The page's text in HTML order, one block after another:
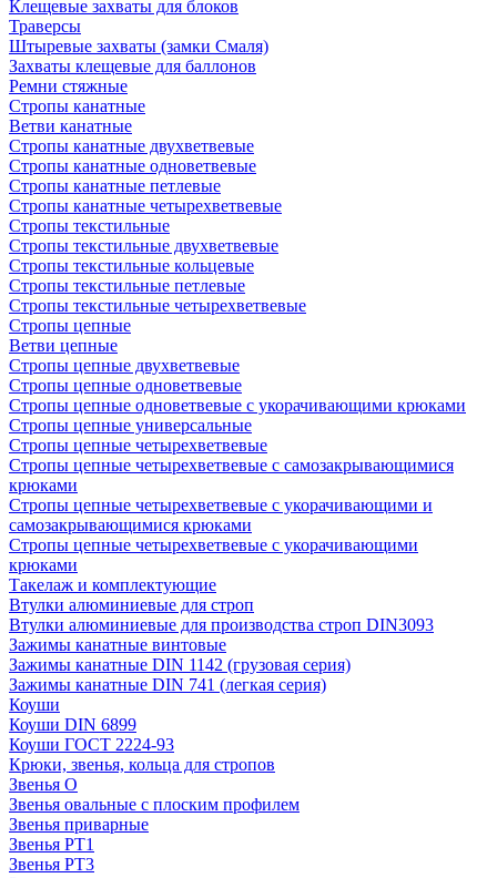
Клещевые захваты для блоков
Траверсы
Штыревые захваты (замки Смаля)
Захваты клещевые для баллонов
Ремни стяжные
Стропы канатные
Ветви канатные
Стропы канатные двухветвевые
Стропы канатные одноветвевые
Стропы канатные петлевые
Стропы канатные четырехветвевые
Стропы текстильные
Стропы текстильные двухветвевые
Стропы текстильные кольцевые
Стропы текстильные петлевые
Стропы текстильные четырехветвевые
Стропы цепные
Ветви цепные
Стропы цепные двухветвевые
Стропы цепные одноветвевые
Стропы цепные одноветвевые с укорачивающими крюками
Стропы цепные универсальные
Стропы цепные четырехветвевые
Стропы цепные четырехветвевые с самозакрывающимися
крюками
Стропы цепные четырехветвевые с укорачивающими и
самозакрывающимися крюками
Стропы цепные четырехветвевые с укорачивающими
крюками
Такелаж и комплектующие
Втулки алюминиевые для строп
Втулки алюминиевые для производства строп DIN3093
Зажимы канатные винтовые
Зажимы канатные DIN 1142 (грузовая серия)
Зажимы канатные DIN 741 (легкая серия)
Коуши
Коуши DIN 6899
Коуши ГОСТ 2224-93
Крюки, звенья, кольца для стропов
Звенья О
Звенья овальные с плоским профилем
Звенья приварные
Звенья РТ1
Звенья РТ3